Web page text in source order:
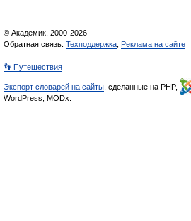
© Академик, 2000-2026
Обратная связь: Техподдержка Реклама на сайте
👣 Путешествия
Экспорт словарей на сайты , сделанные на PHP,
WordPress, MODx.